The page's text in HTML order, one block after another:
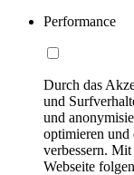
Performance
Durch das
und
und
optimieren und
verbessern.
Webseite